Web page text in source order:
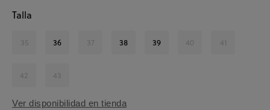
Talla
35 36 37 38 39 40 41
42 43
Ver disponibilidad en tienda